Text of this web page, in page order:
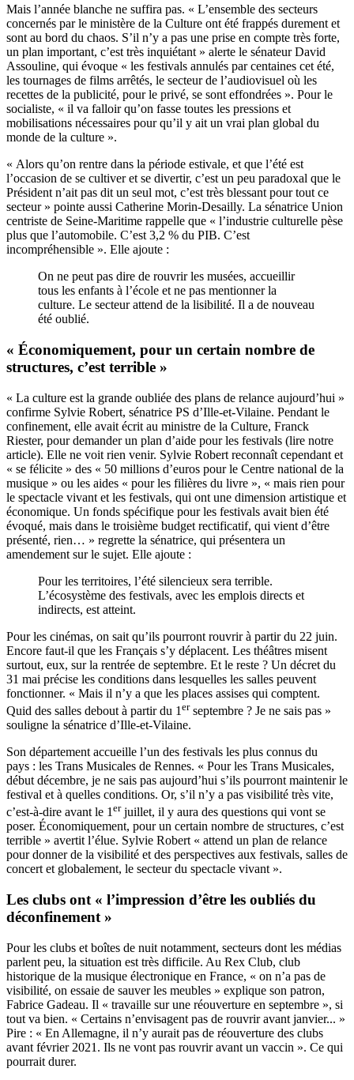
Mais l’année blanche ne suffira pas. « L’ensemble des secteurs
concernés par le ministère de la Culture ont été frappés durement et
sont au bord du chaos. S’il n’y a pas une prise en compte très forte,
un plan important, c’est très inquiétant » alerte le sénateur David
Assouline, qui évoque « les festivals annulés par centaines cet été,
les tournages de films arrêtés, le secteur de l’audiovisuel où les
recettes de la publicité, pour le privé, se sont effondrées ». Pour le
socialiste, « il va falloir qu’on fasse toutes les pressions et
mobilisations nécessaires pour qu’il y ait un vrai plan global du
monde de la culture ».
« Alors qu’on rentre dans la période estivale, et que l’été est
l’occasion de se cultiver et se divertir, c’est un peu paradoxal que le
Président n’ait pas dit un seul mot, c’est très blessant pour tout ce
secteur » pointe aussi Catherine Morin-Desailly. La sénatrice Union
centriste de Seine-Maritime rappelle que « l’industrie culturelle pèse
plus que l’automobile. C’est 3,2 % du PIB. C’est
incompréhensible ». Elle ajoute :
On ne peut pas dire de rouvrir les musées, accueillir
tous les enfants à l’école et ne pas mentionner la
culture. Le secteur attend de la lisibilité. Il a de nouveau
été oublié.
« Économiquement, pour un certain nombre de
structures, c’est terrible »
« La culture est la grande oubliée des plans de relance aujourd’hui »
confirme Sylvie Robert, sénatrice PS d’Ille-et-Vilaine. Pendant le
confinement, elle avait écrit au ministre de la Culture, Franck
Riester, pour demander un plan d’aide pour les festivals (lire notre
article). Elle ne voit rien venir. Sylvie Robert reconnaît cependant et
« se félicite » des « 50 millions d’euros pour le Centre national de la
musique » ou les aides « pour les filières du livre », « mais rien pour
le spectacle vivant et les festivals, qui ont une dimension artistique et
économique. Un fonds spécifique pour les festivals avait bien été
évoqué, mais dans le troisième budget rectificatif, qui vient d’être
présenté, rien… » regrette la sénatrice, qui présentera un
amendement sur le sujet. Elle ajoute :
Pour les territoires, l’été silencieux sera terrible.
L’écosystème des festivals, avec les emplois directs et
indirects, est atteint.
Pour les cinémas, on sait qu’ils pourront rouvrir à partir du 22 juin.
Encore faut-il que les Français s’y déplacent. Les théâtres misent
surtout, eux, sur la rentrée de septembre. Et le reste ? Un décret du
31 mai précise les conditions dans lesquelles les salles peuvent
fonctionner. « Mais il n’y a que les places assises qui comptent.
Quid des salles debout à partir du 1 erseptembre ? Je ne sais pas »
souligne la sénatrice d’Ille-et-Vilaine.
Son département accueille l’un des festivals les plus connus du
pays : les Trans Musicales de Rennes. « Pour les Trans Musicales,
début décembre, je ne sais pas aujourd’hui s’ils pourront maintenir le
festival et à quelles conditions. Or, s’il n’y a pas visibilité très vite,
c’est-à-dire avant le 1 erjuillet, il y aura des questions qui vont se
poser. Économiquement, pour un certain nombre de structures, c’est
terrible » avertit l’élue. Sylvie Robert « attend un plan de relance
pour donner de la visibilité et des perspectives aux festivals, salles de
concert et globalement, le secteur du spectacle vivant ».
Les clubs ont « l’impression d’être les oubliés du
déconfinement »
Pour les clubs et boîtes de nuit notamment, secteurs dont les médias
parlent peu, la situation est très difficile. Au Rex Club, club
historique de la musique électronique en France, « on n’a pas de
visibilité, on essaie de sauver les meubles » explique son patron,
Fabrice Gadeau. Il « travaille sur une réouverture en septembre », si
tout va bien. « Certains n’envisagent pas de rouvrir avant janvier... »
Pire : « En Allemagne, il n’y aurait pas de réouverture des clubs
avant février 2021. Ils ne vont pas rouvrir avant un vaccin ». Ce qui
pourrait durer.